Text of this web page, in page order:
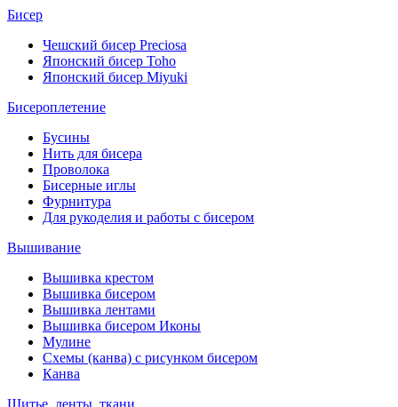
Бисер
Чешский бисер Preciosa
Японский бисер Toho
Японский бисер Miyuki
Бисероплетение
Бусины
Нить для бисера
Проволока
Бисерные иглы
Фурнитура
Для рукоделия и работы с бисером
Вышивание
Вышивка крестом
Вышивка бисером
Вышивка лентами
Вышивка бисером Иконы
Мулине
Схемы (канва) с рисунком бисером
Канва
Шитье, ленты, ткани